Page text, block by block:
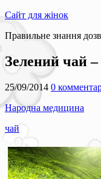
Сайт для жінок
Правильне знання
Зелений чай
25/09/2014 0
Народна медицина
чай